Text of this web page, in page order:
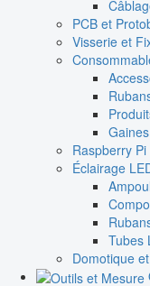
PCB et
Visserie et
Raspberry Pi
Éclairage
Tubes
Domotique